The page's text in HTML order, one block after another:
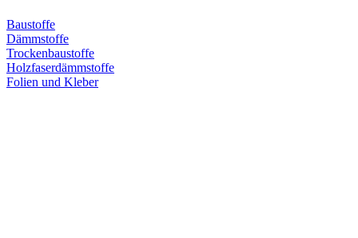
Baustoffe
Dämmstoffe
Trockenbaustoffe
Holzfaserdämmstoffe
Folien und Kleber